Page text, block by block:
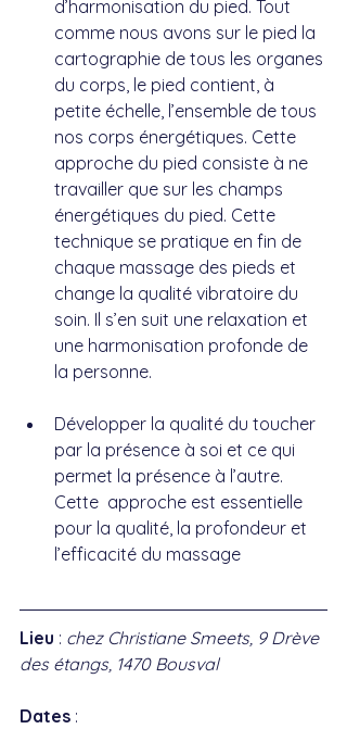
d’harmonisation du pied. Tout
comme nous avons sur le pied la
cartographie de tous les organes
du corps, le pied contient, à
petite échelle, l’ensemble de tous
nos corps énergétiques. Cette
approche du pied consiste à ne
travailler que sur les champs
énergétiques du pied. Cette
technique se pratique en fin de
chaque massage des pieds et
change la qualité vibratoire du
soin. Il s’en suit une relaxation et
une harmonisation profonde de
la personne.
Développer la qualité du toucher
par la présence à soi et ce qui
permet la présence à l’autre.
Cette  approche est essentielle
pour la qualité, la profondeur et
l’efficacité du massage
Lieu : chez Christiane Smeets, 9 Drève
des étangs, 1470 Bousval
Dates :